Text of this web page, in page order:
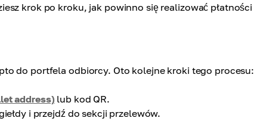
krok po kroku, jak powinno się realizować płatności
do portfela odbiorcy. Oto kolejne kroki tego procesu:
address) lub kod QR.
i przejdź do sekcji przelewów.